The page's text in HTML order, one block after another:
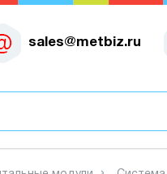
sales@metbiz.ru